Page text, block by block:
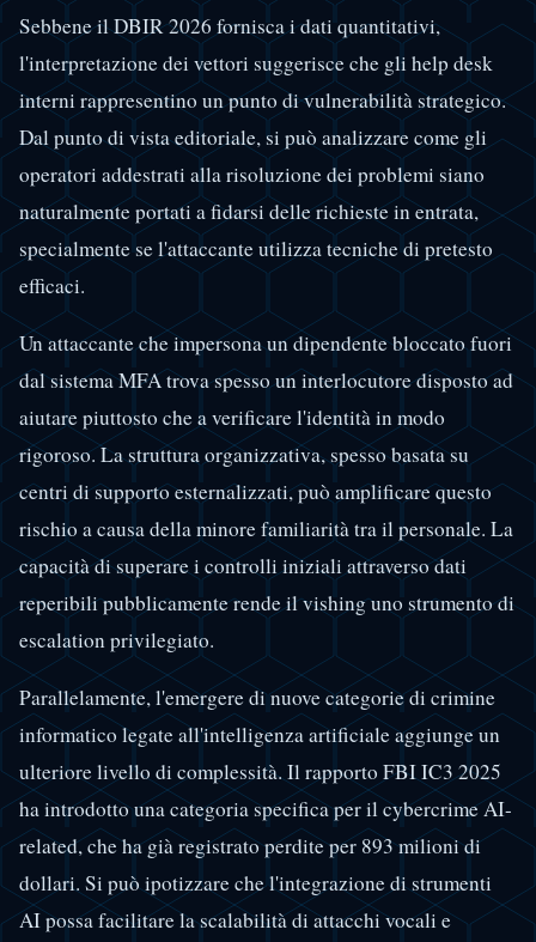
Sebbene il DBIR 2026 fornisca i dati quantitativi,
l'interpretazione dei vettori suggerisce che gli help desk
interni rappresentino un punto di vulnerabilità strategico.
Dal punto di vista editoriale, si può analizzare come gli
operatori addestrati alla risoluzione dei problemi siano
naturalmente portati a fidarsi delle richieste in entrata,
specialmente se l'attaccante utilizza tecniche di pretesto
efficaci.
Un attaccante che impersona un dipendente bloccato fuori
dal sistema MFA trova spesso un interlocutore disposto ad
aiutare piuttosto che a verificare l'identità in modo
rigoroso. La struttura organizzativa, spesso basata su
centri di supporto esternalizzati, può amplificare questo
rischio a causa della minore familiarità tra il personale. La
capacità di superare i controlli iniziali attraverso dati
reperibili pubblicamente rende il vishing uno strumento di
escalation privilegiato.
Parallelamente, l'emergere di nuove categorie di crimine
informatico legate all'intelligenza artificiale aggiunge un
ulteriore livello di complessità. Il rapporto FBI IC3 2025
ha introdotto una categoria specifica per il cybercrime AI-
related, che ha già registrato perdite per 893 milioni di
dollari. Si può ipotizzare che l'integrazione di strumenti
AI possa facilitare la scalabilità di attacchi vocali e